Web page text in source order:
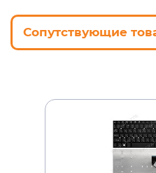
Сопутствующие